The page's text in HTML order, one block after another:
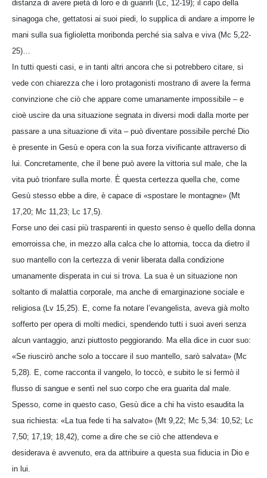
distanza di avere pietà di loro e di guarirli (Lc, 12-19); il capo della
sinagoga che, gettatosi ai suoi piedi, lo supplica di andare a imporre le
mani sulla sua figlioletta moribonda perché sia salva e viva (Mc 5,22-
25)…
In tutti questi casi, e in tanti altri ancora che si potrebbero citare, si
vede con chiarezza che i loro protagonisti mostrano di avere la ferma
convinzione che ciò che appare come umanamente impossibile – e
cioè uscire da una situazione segnata in diversi modi dalla morte per
passare a una situazione di vita – può diventare possibile perché Dio
è presente in Gesù e opera con la sua forza vivificante attraverso di
lui. Concretamente, che il bene può avere la vittoria sul male, che la
vita può trionfare sulla morte. È questa certezza quella che, come
Gesù stesso ebbe a dire, è capace di «spostare le montagne» (Mt
17,20; Mc 11,23; Lc 17,5).
Forse uno dei casi più trasparenti in questo senso è quello della donna
emorroissa che, in mezzo alla calca che lo attornia, tocca da dietro il
suo mantello con la certezza di venir liberata dalla condizione
umanamente disperata in cui si trova. La sua è un situazione non
soltanto di malattia corporale, ma anche di emarginazione sociale e
religiosa (Lv 15,25). E, come fa notare l’evangelista, aveva già molto
sofferto per opera di molti medici, spendendo tutti i suoi averi senza
alcun vantaggio, anzi piuttosto peggiorando. Ma ella dice in cuor suo:
«Se riuscirò anche solo a toccare il suo mantello, sarò salvata» (Mc
5,28). E, come racconta il vangelo, lo toccò, e subito le si fermò il
flusso di sangue e sentì nel suo corpo che era guarita dal male.
Spesso, come in questo caso, Gesù dice a chi ha visto esaudita la
sua richiesta: «La tua fede ti ha salvato» (Mt 9,22; Mc 5,34: 10,52; Lc
7,50; 17,19; 18,42), come a dire che se ciò che attendeva e
desiderava è avvenuto, era da attribuire a questa sua fiducia in Dio e
in lui.